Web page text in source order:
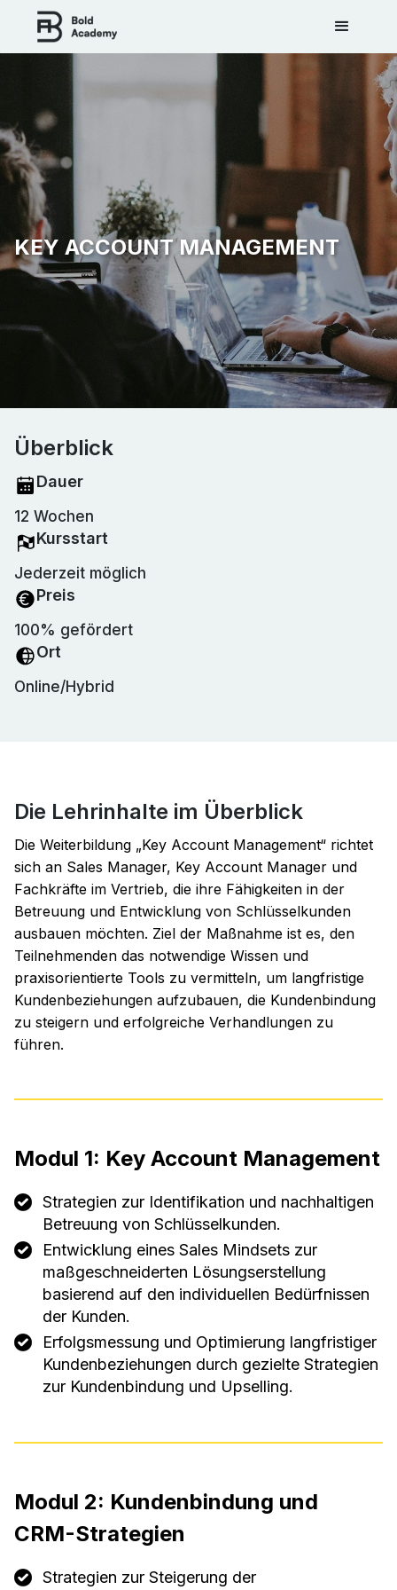
KEY ACCOUNT MANAGEMENT
Überblick
Dauer
12 Wochen
Kursstart
Jederzeit möglich
Preis
100% gefördert
Ort
Online/Hybrid
Die Lehrinhalte im Überblick
Die Weiterbildung „Key Account Management“ richtet
sich an Sales Manager, Key Account Manager und
Fachkräfte im Vertrieb, die ihre Fähigkeiten in der
Betreuung und Entwicklung von Schlüsselkunden
ausbauen möchten. Ziel der Maßnahme ist es, den
Teilnehmenden das notwendige Wissen und
praxisorientierte Tools zu vermitteln, um langfristige
Kundenbeziehungen aufzubauen, die Kundenbindung
zu steigern und erfolgreiche Verhandlungen zu
führen.
Modul 1: Key Account Management
Strategien zur Identifikation und nachhaltigen
Betreuung von Schlüsselkunden.
Entwicklung eines Sales Mindsets zur
maßgeschneiderten Lösungserstellung
basierend auf den individuellen Bedürfnissen
der Kunden.
Erfolgsmessung und Optimierung langfristiger
Kundenbeziehungen durch gezielte Strategien
zur Kundenbindung und Upselling.
Modul 2: Kundenbindung und
CRM-Strategien
Strategien zur Steigerung der